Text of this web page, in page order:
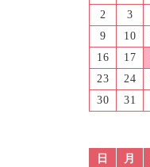
2
3
9
10
16
17
23
24
30
31
日 月